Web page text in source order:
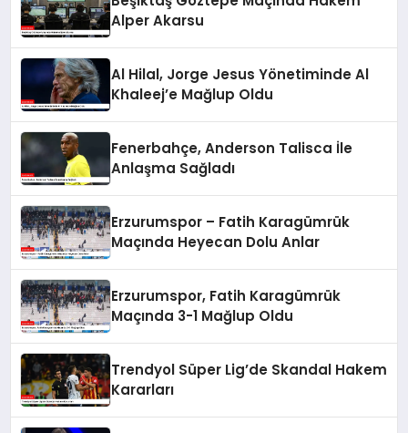
Alper Akarsu
Al Hilal, Jorge Jesus Yönetiminde Al
Khaleej’e Mağlup Oldu
Fenerbahçe, Anderson Talisca İle
Anlaşma Sağladı
Erzurumspor – Fatih Karagümrük
Maçında Heyecan Dolu Anlar
Erzurumspor, Fatih Karagümrük
Maçında 3-1 Mağlup Oldu
Trendyol Süper Lig’de Skandal Hakem
Kararları